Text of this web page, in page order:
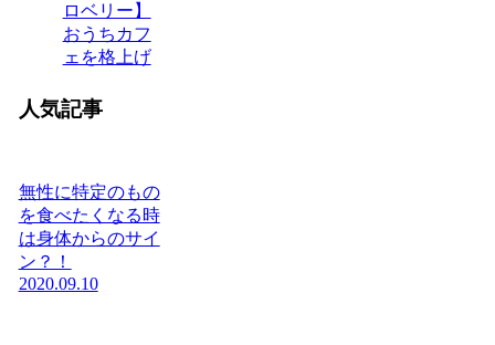
ロベリー】
おうちカフ
ェを格上げ
人気記事
無性に特定のもの
を食べたくなる時
は身体からのサイ
ン？！
2020.09.10